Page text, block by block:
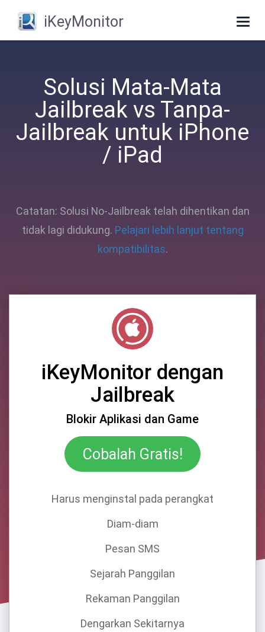
iKeyMonitor
Solusi Mata-Mata
Jailbreak vs Tanpa-
Jailbreak untuk iPhone
/ iPad
Catatan: Solusi No-Jailbreak telah dihentikan dan
tidak lagi didukung. Pelajari lebih lanjut tentang
kompatibilitas.
iKeyMonitor dengan
Jailbreak
Blokir Aplikasi dan Game
Cobalah Gratis!
Harus menginstal pada perangkat
Diam-diam
Pesan SMS
Sejarah Panggilan
Rekaman Panggilan
Dengarkan Sekitarnya